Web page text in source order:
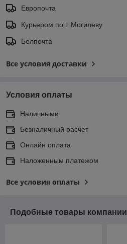
Европочта
Курьером по г. Могилеву
Белпочта
Все условия доставки
Условия оплаты
Наличными
Безналичный расчет
Онлайн оплата
Наложенным платежом
Все условия оплаты
Подобные товары компании